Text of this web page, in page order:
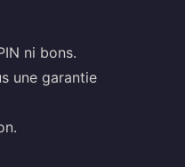
ni bons.
une garantie